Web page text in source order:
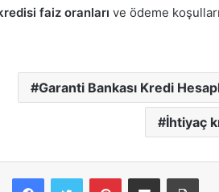
faiz oranları ve ödeme
Garanti Bankası Kredi
İhtiyaç
Facebook
X PinterestE-Posta ile paylaş